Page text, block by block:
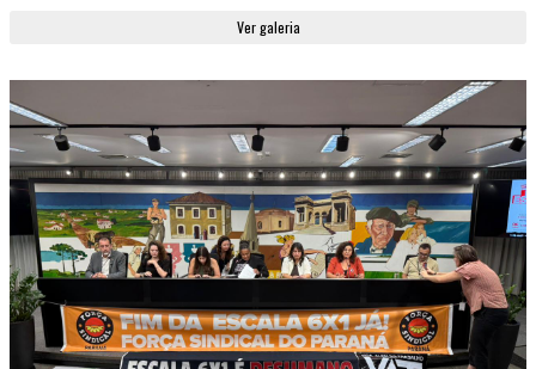
Ver galeria